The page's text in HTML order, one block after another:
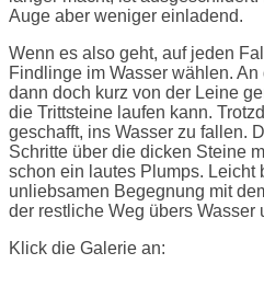
Auge aber weniger einladend.
Wenn es also geht, auf jeden
Findlinge im Wasser wählen.
dann doch kurz von der Leine
die Trittsteine laufen kann.
geschafft, ins Wasser zu fallen.
Schritte über die dicken Steine
schon ein lautes Plumps. Leicht
unliebsamen Begegnung mit
der restliche Weg übers Wasser
Klick die Galerie an: